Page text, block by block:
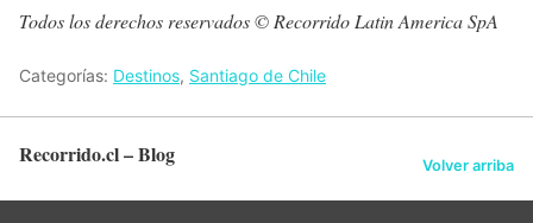
Todos los derechos reservados © Recorrido Latin America SpA
Categorías: Destinos, Santiago de Chile
Recorrido.cl – Blog Volver arriba